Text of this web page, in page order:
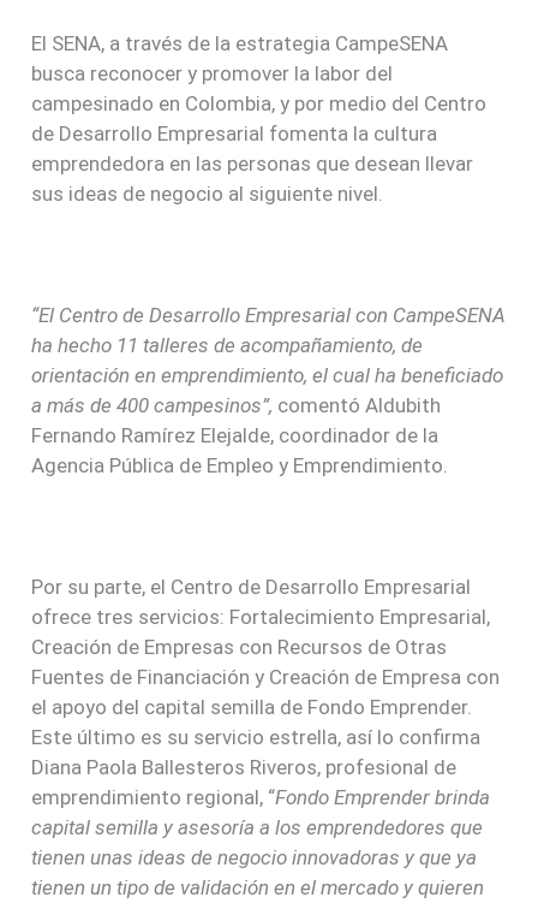
El SENA, a través de la estrategia CampeSENA
busca reconocer y promover la labor del
campesinado en Colombia, y por medio del Centro
de Desarrollo Empresarial fomenta la cultura
emprendedora en las personas que desean llevar
sus ideas de negocio al siguiente nivel.
“El Centro de Desarrollo Empresarial con CampeSENA
ha hecho 11 talleres de acompañamiento, de
orientación en emprendimiento, el cual ha beneficiado
a más de 400 campesinos”, comentó Aldubith
Fernando Ramírez Elejalde, coordinador de la
Agencia Pública de Empleo y Emprendimiento.
Por su parte, el Centro de Desarrollo Empresarial
ofrece tres servicios: Fortalecimiento Empresarial,
Creación de Empresas con Recursos de Otras
Fuentes de Financiación y Creación de Empresa con
el apoyo del capital semilla de Fondo Emprender.
Este último es su servicio estrella, así lo confirma
Diana Paola Ballesteros Riveros, profesional de
emprendimiento regional, “Fondo Emprender brinda
capital semilla y asesoría a los emprendedores que
tienen unas ideas de negocio innovadoras y que ya
tienen un tipo de validación en el mercado y quieren